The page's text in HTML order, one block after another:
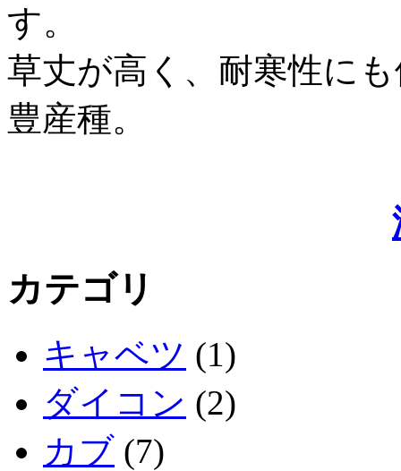
す。
草丈が高く、耐寒性に
豊産種。
カテゴリ
キャベツ (1)
ダイコン (2)
カブ (7)